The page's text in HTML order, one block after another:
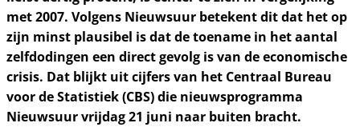
met 2007. Volgens Nieuwsuur betekent dit dat het op
zijn minst plausibel is dat de toename in het aantal
zelfdodingen een direct gevolg is van de economische
crisis. Dat blijkt uit cijfers van het Centraal Bureau
voor de Statistiek (CBS) die nieuwsprogramma
Nieuwsuur vrijdag 21 juni naar buiten bracht.